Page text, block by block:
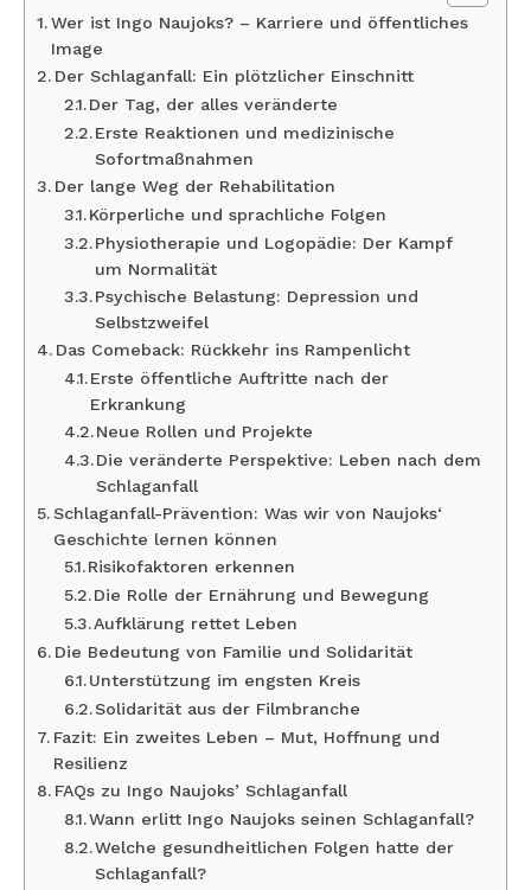
Wer ist Ingo Naujoks? – Karriere und öffentliches
Image
Der Schlaganfall: Ein plötzlicher Einschnitt
Der Tag, der alles veränderte
Erste Reaktionen und medizinische
Sofortmaßnahmen
Der lange Weg der Rehabilitation
Körperliche und sprachliche Folgen
Physiotherapie und Logopädie: Der Kampf
um Normalität
Psychische Belastung: Depression und
Selbstzweifel
Das Comeback: Rückkehr ins Rampenlicht
Erste öffentliche Auftritte nach der
Erkrankung
Neue Rollen und Projekte
Die veränderte Perspektive: Leben nach dem
Schlaganfall
Schlaganfall-Prävention: Was wir von Naujoks‘
Geschichte lernen können
Risikofaktoren erkennen
Die Rolle der Ernährung und Bewegung
Aufklärung rettet Leben
Die Bedeutung von Familie und Solidarität
Unterstützung im engsten Kreis
Solidarität aus der Filmbranche
Fazit: Ein zweites Leben – Mut, Hoffnung und
Resilienz
FAQs zu Ingo Naujoks’ Schlaganfall
Wann erlitt Ingo Naujoks seinen Schlaganfall?
Welche gesundheitlichen Folgen hatte der
Schlaganfall?